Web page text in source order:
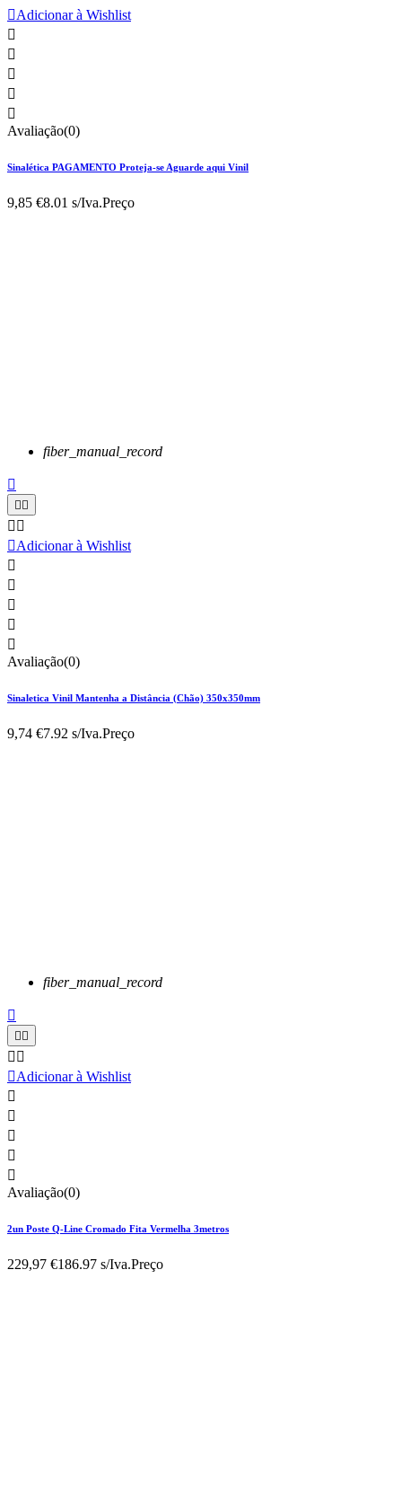
Adicionar à Wishlist





Avaliação(0)
Sinalética PAGAMENTO Proteja-se Aguarde aqui Vinil
9,85 €8.01 s/Iva.Preço
fiber_manual_record

 
 
Adicionar à Wishlist





Avaliação(0)
Sinaletica Vinil Mantenha a Distância (Chão) 350x350mm
9,74 €7.92 s/Iva.Preço
fiber_manual_record

 
 
Adicionar à Wishlist





Avaliação(0)
2un Poste Q-Line Cromado Fita Vermelha 3metros
229,97 €186.97 s/Iva.Preço